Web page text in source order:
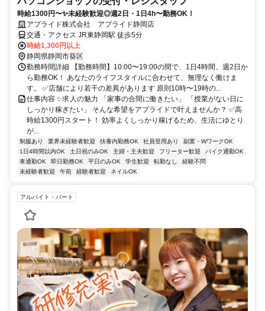
時給1300円〜✨未経験歓迎◎週2日・1日4h〜勤務OK！
アプライド株式会社 アプライド静岡店
交通・アクセス JR東静岡駅 徒歩5分
時給1,300円以上
静岡県静岡市葵区
勤務時間詳細 【勤務時間】10:00〜19:00の間で、1日4時間、週2日か
ら勤務OK！ あなたのライフスタイルに合わせて、無理なく働けま
す。 ✅店舗により若干の差異があります 原則10時〜19時の...
仕事内容 ✨求人の魅力 「家事の合間に働きたい」 「授業がない日に
しっかり稼ぎたい」 そんな希望をアプライドで叶えませんか？ ✅高
時給1300円スタート！ 効率よくしっかり稼げるため、生活にゆとり
が...
制服あり 業界未経験者歓迎 扶養内勤務OK 社員登用あり
副業・WワークOK
1日4時間以内OK
土日祝のみOK 主婦・主夫歓迎 フリーター歓迎
バイク通勤OK
車通勤OK
即日勤務OK 平日のみOK 学生歓迎 転勤なし
経験不問
未経験者歓迎
午前 経験者歓迎 ネイルOK
アルバイト・パート